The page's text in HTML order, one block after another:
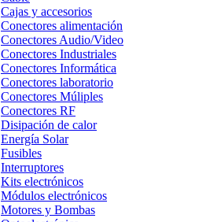
Cajas y accesorios
Conectores alimentación
Conectores Audio/Video
Conectores Industriales
Conectores Informática
Conectores laboratorio
Conectores Múliples
Conectores RF
Disipación de calor
Energía Solar
Fusibles
Interruptores
Kits electrónicos
Módulos electrónicos
Motores y Bombas